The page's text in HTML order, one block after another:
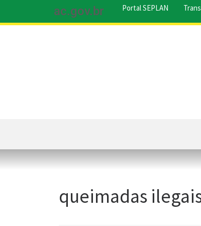
ac.gov.br Portal SEPLAN
queimadas